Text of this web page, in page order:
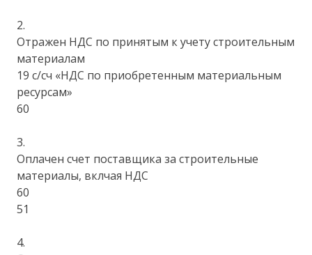
2.
Отражен НДС по принятым к учету строительным
материалам
19 с/сч «НДС по приобретенным материальным
ресурсам»
60
3.
Оплачен счет поставщика за строительные
материалы, вклчая НДС
60
51
4.